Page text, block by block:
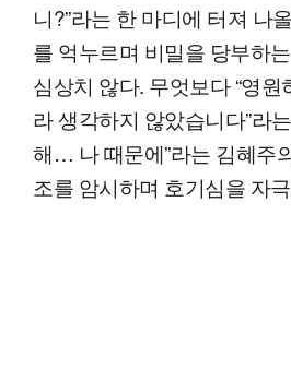
니?”라는 한 마디에 터져 나
를 억누르며 비밀을 당부하
심상치 않다. 무엇보다 “영원
라 생각하지 않았습니다”라
해… 나 때문에”라는 김혜주
조를 암시하며 호기심을 자